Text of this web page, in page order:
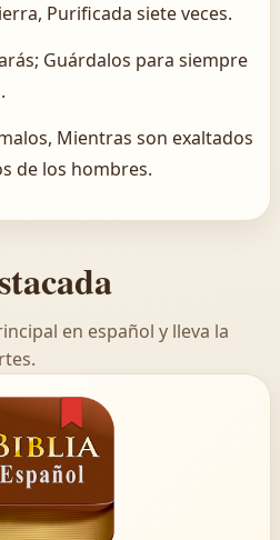
Purificada siete veces.
Guárdalos para siempre
Mientras son exaltados
de los hombres.
en español y lleva la